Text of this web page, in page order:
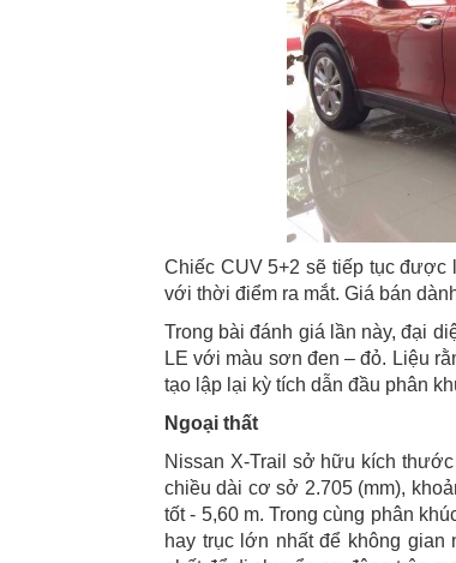
Chiếc CUV 5+2 sẽ tiếp tục được
với thời điểm ra mắt. Giá bán
Trong bài đánh giá lần này, đại
LE với màu sơn đen – đỏ. Liệu
tạo lập lại kỳ tích dẫn đầu phân
Ngoại thất
Nissan X-Trail sở hữu kích
chiều dài cơ sở 2.705 (mm),
tốt - 5,60 m. Trong cùng phân
hay trục lớn nhất để không gian